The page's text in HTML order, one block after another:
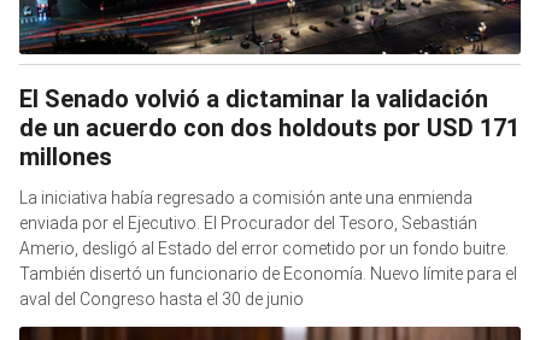
El Senado volvió a dictaminar la validación
de un acuerdo con dos holdouts por USD 171
millones
La iniciativa había regresado a comisión ante una enmienda
enviada por el Ejecutivo. El Procurador del Tesoro, Sebastián
Amerio, desligó al Estado del error cometido por un fondo buitre.
También disertó un funcionario de Economía. Nuevo límite para el
aval del Congreso hasta el 30 de junio